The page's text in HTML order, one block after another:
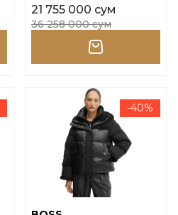
21 755 000 сум
36 258 000 сум
-40%